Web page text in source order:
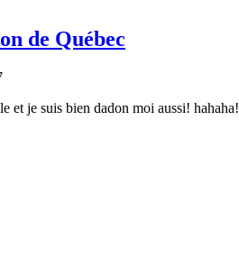
de Québec
et je suis bien dadon moi aussi! hahaha!